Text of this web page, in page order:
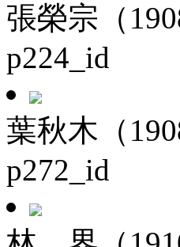
張榮宗（
p224_id
葉秋木（
p272_id